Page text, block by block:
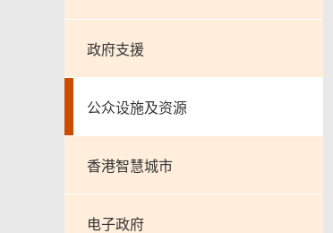
政府支援
公众设施及资源
香港智慧城市
电子政府